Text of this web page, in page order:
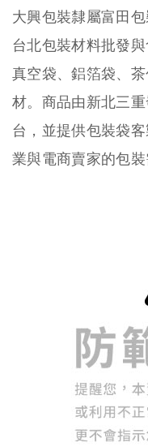
大興包裝隸屬富田
台北包裝材料批發
真空袋、鋁箔袋、
材。商品由新北三
台，並提供包裝袋
業與電商賣家的包裝